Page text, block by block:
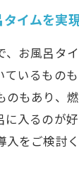
イムを実
お風呂タ
いるもの
もあり、
に入るのが
をご検討く